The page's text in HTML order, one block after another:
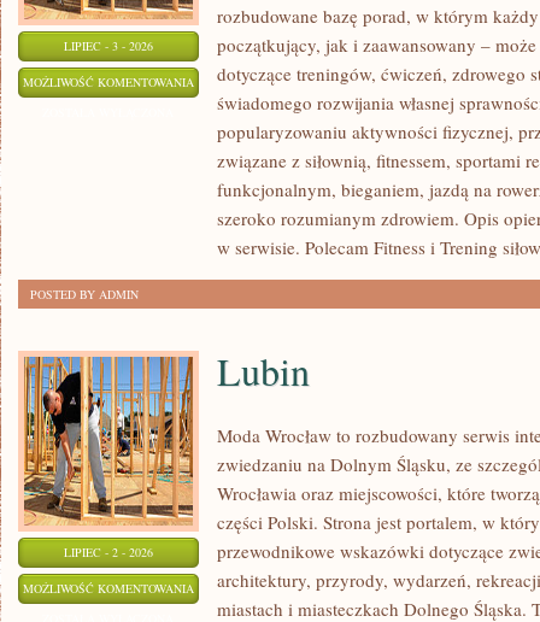
LIPIEC - 3 - 2026
MOŻLIWOŚĆ KOMENTOWANIA KARDIO
WYTRZYMAŁOŚĆ
rozbudowane bazę porad, w którym
początkujący, jak i zaawansowany –
dotyczące treningów, ćwiczeń, zdrowego
świadomego rozwijania własnej
popularyzowaniu aktywności fizycznej,
związane z siłownią, fitnessem, sportami
funkcjonalnym, bieganiem, jazdą na
szeroko rozumianym zdrowiem. Opis
w serwisie. Polecam Fitness i Trening
POSTED BY ADMIN
LIPIEC - 2 - 2026
MOŻLIWOŚĆ KOMENTOWANIA LUBIN
Lubin
Moda Wrocław to rozbudowany serwis
zwiedzaniu na Dolnym Śląsku, ze
Wrocławia oraz miejscowości, które
części Polski. Strona jest portalem, w
przewodnikowe wskazówki dotyczące
architektury, przyrody, wydarzeń,
miastach i miasteczkach Dolnego Śląska.